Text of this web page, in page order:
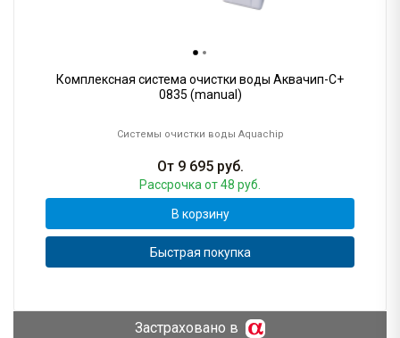
Комплексная система очистки воды Аквачип-C+
0835 (manual)
Системы очистки воды Aquachip
От 9 695руб.
Рассрочка от 48 руб.
В корзину
Быстрая покупка
Застраховано в